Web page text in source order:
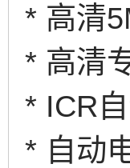
* 高清
* 高清
* ICR
* 自动